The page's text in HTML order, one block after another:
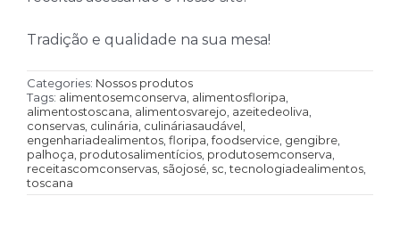
Tradição e qualidade na sua mesa!
Categories: Nossos produtos
Tags: alimentosemconserva alimentosfloripa
alimentostoscana alimentosvarejo azeitedeoliva
conservas, culinária culináriasaudável
engenhariadealimentos, floripa ,foodservice, gengibre,
palhoça produtosalimentícios, produtosemconserva
receitascomconservas, sãojosé, sc ,tecnologiadealimentos,
toscana